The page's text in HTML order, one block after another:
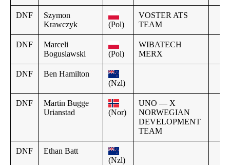
DNF
Szymon
Krawczyk
(Pol)
VOSTER ATS
TEAM
DNF
Marceli
Boguslawski
(Pol)
WIBATECH
MERX
DNF
Ben Hamilton
(Nzl)
DNF
Martin Bugge
Urianstad
(Nor)
UNO — X
NORWEGIAN
DEVELOPMENT
TEAM
DNF
Ethan Batt
(Nzl)